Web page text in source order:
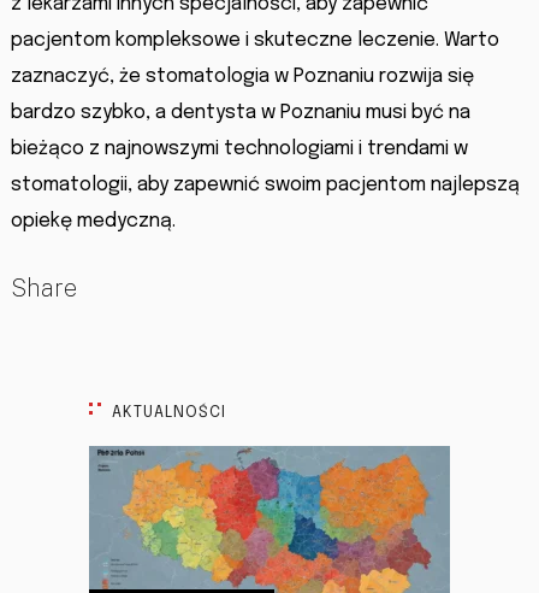
pacjentom kompleksowe i skuteczne leczenie. Warto
zaznaczyć, że stomatologia w Poznaniu rozwija się
bardzo szybko, a dentysta w Poznaniu musi być na
bieżąco z najnowszymi technologiami i trendami w
stomatologii, aby zapewnić swoim pacjentom najlepszą
opiekę medyczną.
Share
AKTUALNOŚCI